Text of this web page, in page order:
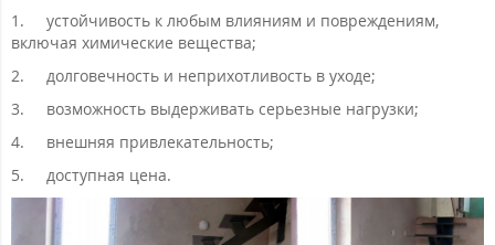
1.
устойчивость к любым влияниям и повреждениям,
включая химические вещества;
2.
долговечность и неприхотливость в уходе;
3.
возможность выдерживать серьезные нагрузки;
4.
внешняя привлекательность;
5.
доступная цена.